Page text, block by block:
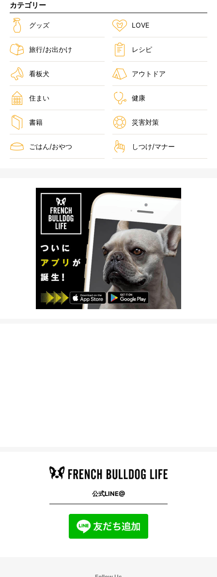
カテゴリー
グッズ LOVE
旅行/お出かけ レシピ
看板犬 アウトドア
住まい 健康
書籍 災害対策
ごはん/おやつ しつけ/マナー
公式LINE@